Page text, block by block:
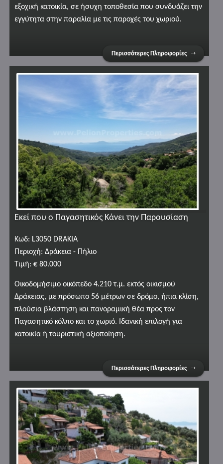
εξοχική κατοικία, σε ήσυχη τοποθεσία που συνδυάζει την
εγγύτητα στην παραλία με τις παροχές του χωριού.
Περισσότερες Πληροφορίες
Εκεί που ο Παγασητικός Κάνει την Παρουσίαση
Κωδ: L3050 DRAKIA
Περιοχή: Δράκεια - Πήλιο
Τιμή: € 80.000
Οικοδομήσιμο οικόπεδο 4.210 τ.μ. εκτός οικισμού
Δράκειας, με πρόσωπο 56 μέτρων σε δρόμο, ήπια κλίση,
πλούσια βλάστηση και πανοραμική θέα προς τον
Παγασητικό κόλπο και το χωριό. Ιδανική επιλογή για
κατοικία ή τουριστική αξιοποίηση.
Περισσότερες Πληροφορίες